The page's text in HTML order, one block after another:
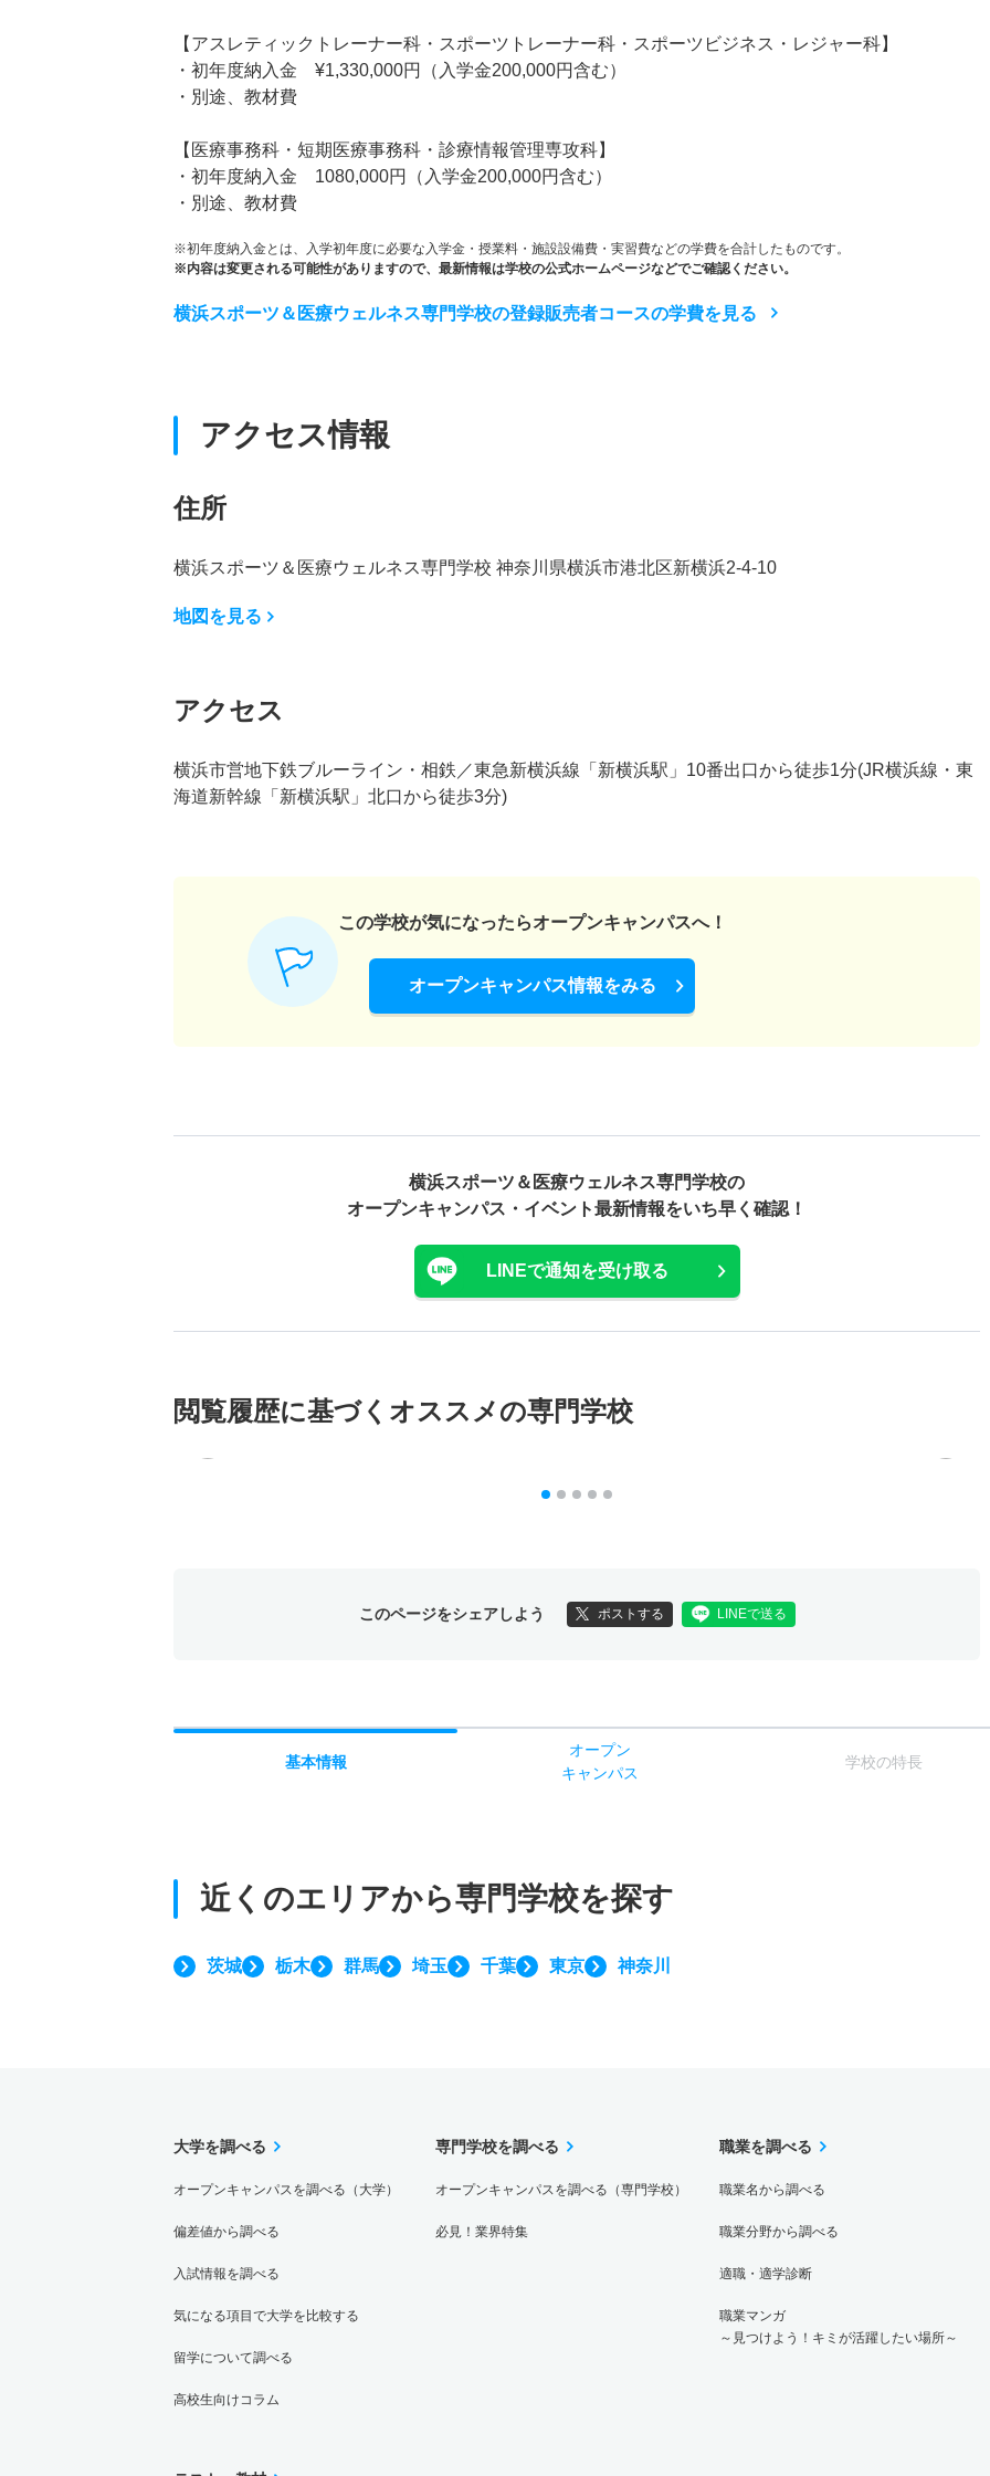
【アスレティックトレーナー科・スポーツトレーナー科・スポーツビジネス・レジャー科】
・初年度納入金 ¥1,330,000円（入学金200,000円含む）
・別途、教材費
【医療事務科・短期医療事務科・診療情報管理専攻科】
・初年度納入金 1080,000円（入学金200,000円含む）
・別途、教材費
※初年度納入金とは、入学初年度に必要な入学金・授業料・施設設備費・実習費などの学費を合計したものです。
※内容は変更される可能性がありますので、最新情報は学校の公式ホームページなどでご確認ください。
横浜スポーツ＆医療ウェルネス専門学校の登録販売者コースの学費を見る
アクセス情報
住所
横浜スポーツ＆医療ウェルネス専門学校 神奈川県横浜市港北区新横浜2-4-10
地図を見る
アクセス
横浜市営地下鉄ブルーライン・相鉄／東急新横浜線「新横浜駅」10番出口から徒歩1分(JR横浜線・東
海道新幹線「新横浜駅」北口から徒歩3分)
この学校が気になったらオープンキャンパスへ！
オープンキャンパス情報をみる
横浜スポーツ＆医療ウェルネス専門学校の
オープンキャンパス・ イベント最新情報をいち早く確認！
LINEで通知を受け取る
閲覧履歴に基づく オススメの専門学校
このページをシェアしよう ポストする LINEで送る
基本情報
オープン
キャンパス
学校の特長
近くのエリアから専門学校を探す
茨城 栃木 群馬 埼玉 千葉 東京 神奈川
大学を調べる
オープンキャンパスを調べる（大学）
偏差値から調べる
入試情報を調べる
気になる項目で大学を比較する
留学について調べる
高校生向けコラム
専門学校を調べる
オープンキャンパスを調べる（専門学校）
必見！業界特集
職業を調べる
職業名から調べる
職業分野から調べる
適職・適学診断
職業マンガ
～見つけよう！キミが活躍したい場所～